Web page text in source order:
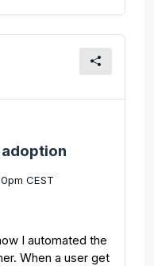
CEST
I automated the
When a user get